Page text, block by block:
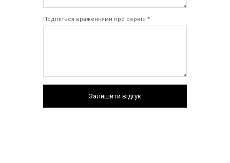
Поділіться враженнями про сервіс *
Залишити відгук